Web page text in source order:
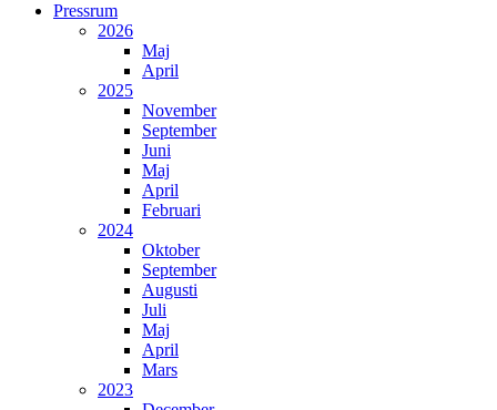
Pressrum
2026
Maj
April
2025
November
September
Juni
Maj
April
Februari
2024
Oktober
September
Augusti
Juli
Maj
April
Mars
2023